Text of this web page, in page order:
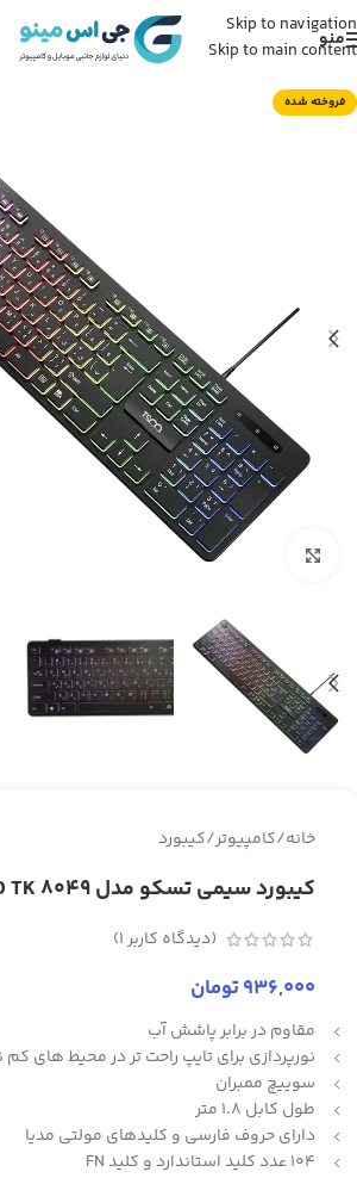
Skip to navigation
Skip to main content
منو
فروخته شده
برای بزرگنمایی کلیک کنید
خانه/کامپیوتر/کیبورد
کیبورد سیمی تسکو مدل TSCO TK 8049
(دیدگاه کاربر1
)
936,000تومان
مقاوم در برابر پاشش آب
نورپردازی برای تایپ راحت تر در محیط های کم
سوییچ ممبران
طول کابل 1.8 متر
دارای حروف فارسی و کلیدهای مولتی مدیا
104 عدد کلید استاندارد و کلید FN